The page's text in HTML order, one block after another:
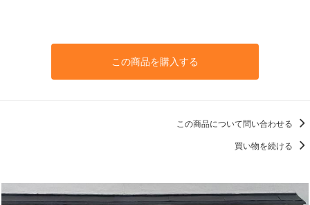
この商品を購入する
この商品について問い合わせる
買い物を続ける